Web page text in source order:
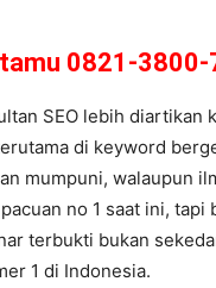
0821-
SEO lebih diartikan
di keyword
mumpuni, walaupun
no 1 saat ini, tapi
terbukti bukan
1 di Indonesia.